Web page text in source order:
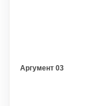
Аргумент 03